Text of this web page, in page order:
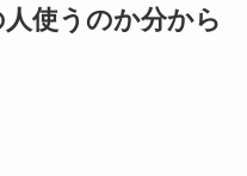
使うのか分から